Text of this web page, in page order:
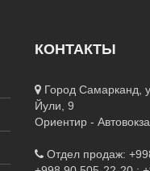
КОНТАКТЫ
Город Самарканд,
Йули, 9
Ориентир -
Отдел продаж: